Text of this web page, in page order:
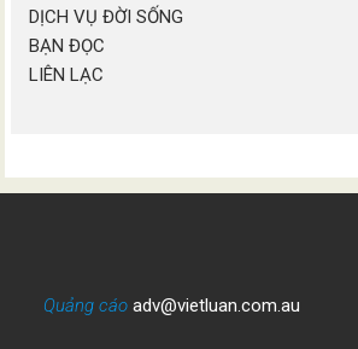
DỊCH VỤ ĐỜI SỐNG
BẠN ĐỌC
LIÊN LẠC
Quảng cáo adv@vietluan.com.au